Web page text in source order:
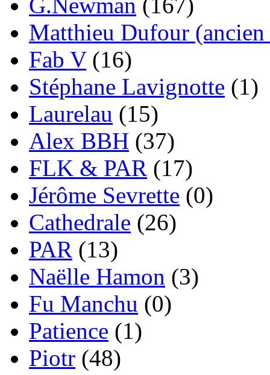
G.Newman (167)
Matthieu Dufour (ancien
Fab V(16)
Stéphane Lavignotte (1)
Laurelau (15)
Alex BBH (37)
FLK & PAR (17)
Jérôme Sevrette (0)
Cathedrale (26)
PAR (13)
Naëlle Hamon (3)
Fu Manchu (0)
Patience (1)
Piotr (48)